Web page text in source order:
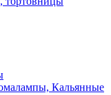
Кальянные